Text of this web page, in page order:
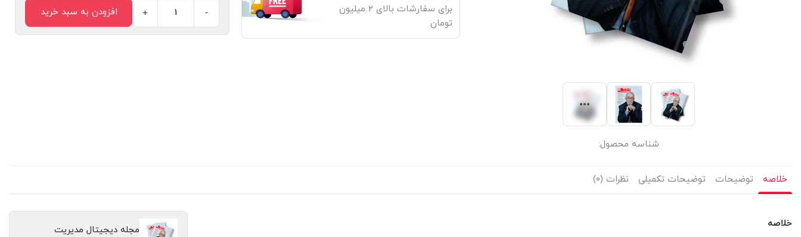
شناسه محصول:
برای سفارشات بالای 2 میلیون
تومان
دیجیتال
-
+ افزودن به سبد خرید
خلاصه توضیحات توضیحات تکمیلی نظرات (0)
خلاصه
مجله دیجیتال مدیریت